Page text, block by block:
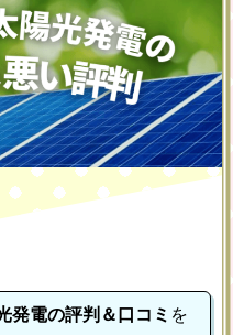
発電の評判＆口コミ を